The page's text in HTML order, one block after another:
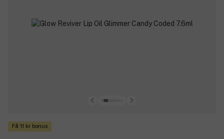
Få 11 kr bonus